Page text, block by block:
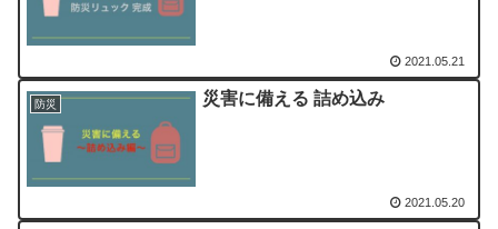
2021.05.21
防災 災害に備える 詰め込み
2021.05.20